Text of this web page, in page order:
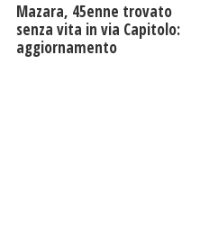
Mazara, 45enne trovato
senza vita in via Capitolo:
aggiornamento